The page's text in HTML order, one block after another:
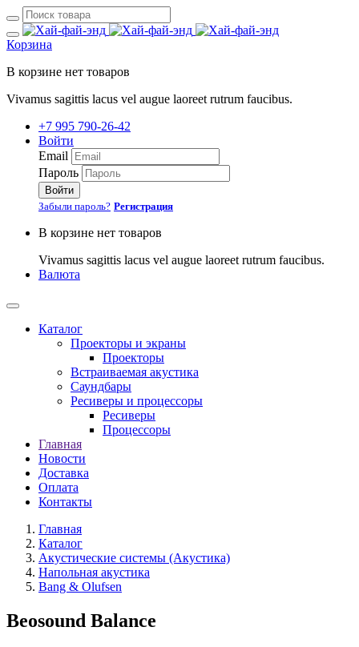
Корзина
В корзине нет товаров
Vivamus sagittis lacus vel augue laoreet rutrum faucibus.
+7 995 790-26-42
Войти
Email
Пароль
Войти
Забыли пароль? Регистрация
В корзине нет товаров
Vivamus sagittis lacus vel augue laoreet rutrum faucibus.
Валюта
Каталог
Проекторы и экраны
Проекторы
Встраиваемая акустика
Саундбары
Ресиверы и процессоры
Ресиверы
Процессоры
Главная
Новости
Доставка
Оплата
Контакты
Главная
Каталог
Акустические системы (Акустика)
Напольная акустика
Bang & Olufsen
Beosound Balance